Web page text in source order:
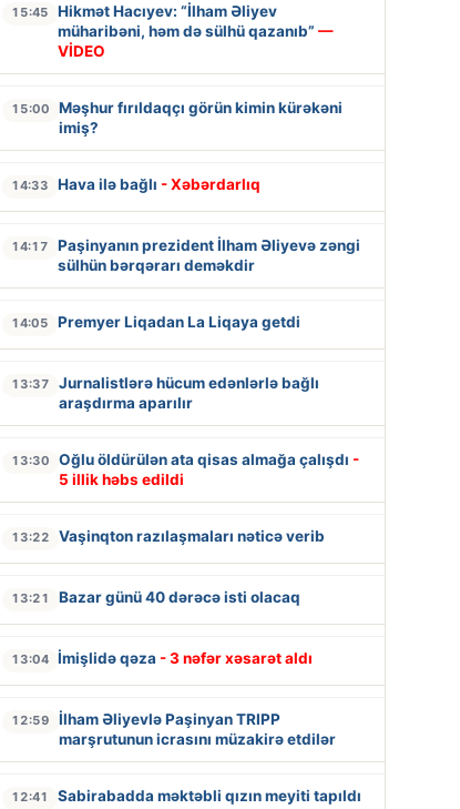
15:45
Hikmət Hacıyev: “İlham Əliyev
müharibəni, həm də sülhü qazanıb” —
VİDEO
15:00
Məşhur fırıldaqçı görün kimin kürəkəni
imiş?
14:33 Hava ilə bağlı - Xəbərdarlıq
14:17
Paşinyanın prezident İlham Əliyevə zəngi
sülhün bərqərarı deməkdir
14:05 Premyer Liqadan La Liqaya getdi
13:37
Jurnalistlərə hücum edənlərlə bağlı
araşdırma aparılır
13:30 Oğlu öldürülən ata qisas almağa çalışdı -
5 illik həbs edildi
13:22 Vaşinqton razılaşmaları nəticə verib
13:21 Bazar günü 40 dərəcə isti olacaq
13:04 İmişlidə qəza - 3 nəfər xəsarət aldı
12:59
İlham Əliyevlə Paşinyan TRIPP
marşrutunun icrasını müzakirə etdilər
12:41 Sabirabadda məktəbli qızın meyiti tapıldı